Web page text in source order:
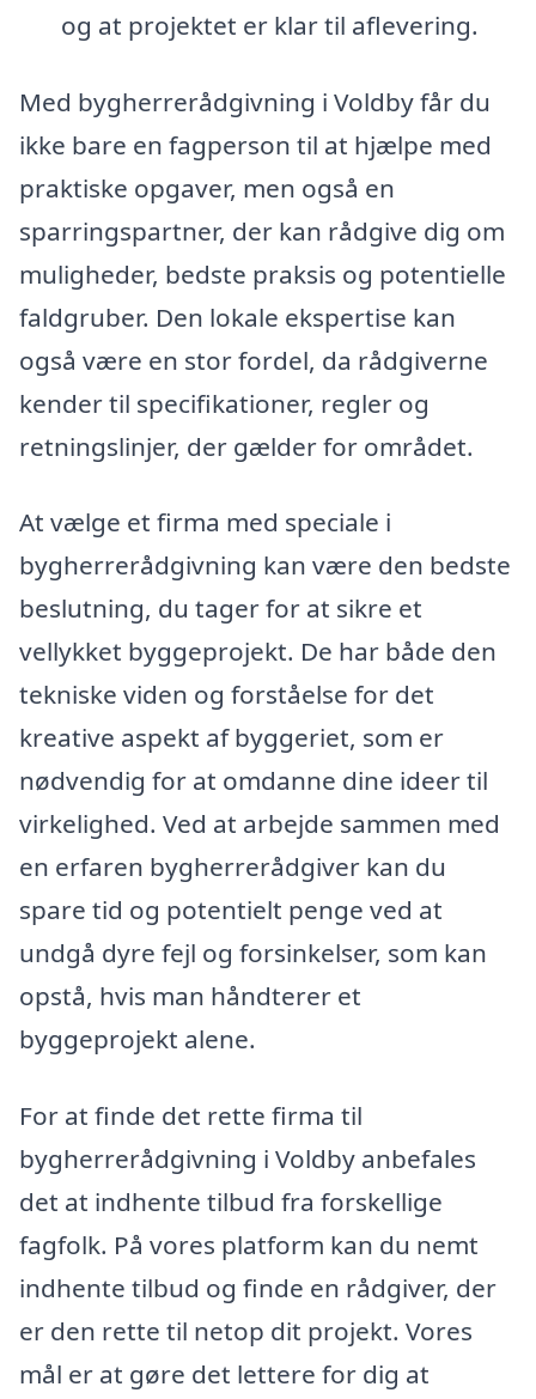
og at projektet er klar til aflevering.
Med bygherrerådgivning i Voldby får du
ikke bare en fagperson til at hjælpe med
praktiske opgaver, men også en
sparringspartner, der kan rådgive dig om
muligheder, bedste praksis og potentielle
faldgruber. Den lokale ekspertise kan
også være en stor fordel, da rådgiverne
kender til specifikationer, regler og
retningslinjer, der gælder for området.
At vælge et firma med speciale i
bygherrerådgivning kan være den bedste
beslutning, du tager for at sikre et
vellykket byggeprojekt. De har både den
tekniske viden og forståelse for det
kreative aspekt af byggeriet, som er
nødvendig for at omdanne dine ideer til
virkelighed. Ved at arbejde sammen med
en erfaren bygherrerådgiver kan du
spare tid og potentielt penge ved at
undgå dyre fejl og forsinkelser, som kan
opstå, hvis man håndterer et
byggeprojekt alene.
For at finde det rette firma til
bygherrerådgivning i Voldby anbefales
det at indhente tilbud fra forskellige
fagfolk. På vores platform kan du nemt
indhente tilbud og finde en rådgiver, der
er den rette til netop dit projekt. Vores
mål er at gøre det lettere for dig at